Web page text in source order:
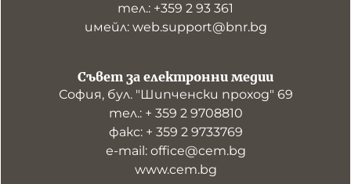
тел.: +359 2 93 361
имейл: web.support@bnr.bg
Съвет за електронни медии
София, бул. "Шипченски проход" 69
тел.: + 359 2 9708810
факс: + 359 2 9733769
е-mail: office@cem.bg
www.cem.bg